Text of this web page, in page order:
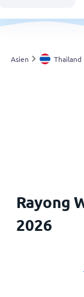
Schweiz
Deutschland
Asien Thailand
Rayong
2026